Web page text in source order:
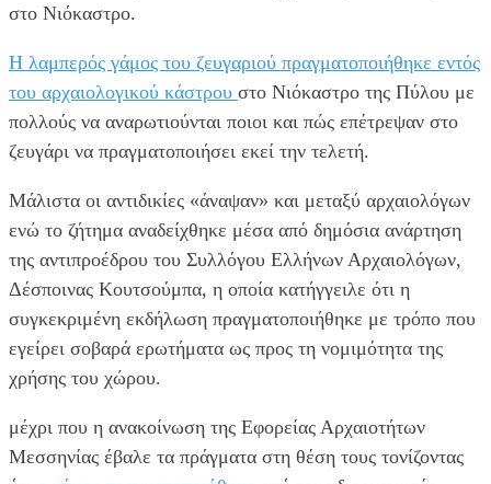
στο Νιόκαστρο.
Η λαμπερός γάμος του ζευγαριού πραγματοποιήθηκε εντός
του αρχαιολογικού κάστρου στο Νιόκαστρο της Πύλου με
πολλούς να αναρωτιούνται ποιοι και πώς επέτρεψαν στο
ζευγάρι να πραγματοποιήσει εκεί την τελετή.
Μάλιστα οι αντιδικίες «άναψαν» και μεταξύ αρχαιολόγων
ενώ το ζήτημα αναδείχθηκε μέσα από δημόσια ανάρτηση
της αντιπροέδρου του Συλλόγου Ελλήνων Αρχαιολόγων,
Δέσποινας Κουτσούμπα, η οποία κατήγγειλε ότι η
συγκεκριμένη εκδήλωση πραγματοποιήθηκε με τρόπο που
εγείρει σοβαρά ερωτήματα ως προς τη νομιμότητα της
χρήσης του χώρου.
μέχρι που η ανακοίνωση της Εφορείας Αρχαιοτήτων
Μεσσηνίας έβαλε τα πράγματα στη θέση τους τονίζοντας